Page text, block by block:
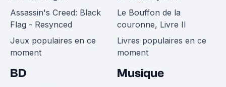
Assassin's Creed: Black
Flag - Resynced
Jeux populaires en ce
moment
Le Bouffon de la
couronne, Livre II
Livres populaires en ce
moment
BD Musique